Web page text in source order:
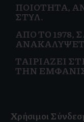
ΠΟΙΌΤΗΤΑ,
ΣΤΥΛ.
ΑΠΌ ΤΟ
ΤΑΙΡΙΆΖΕΙ
ΤΗΝ
Χρήσιμοι